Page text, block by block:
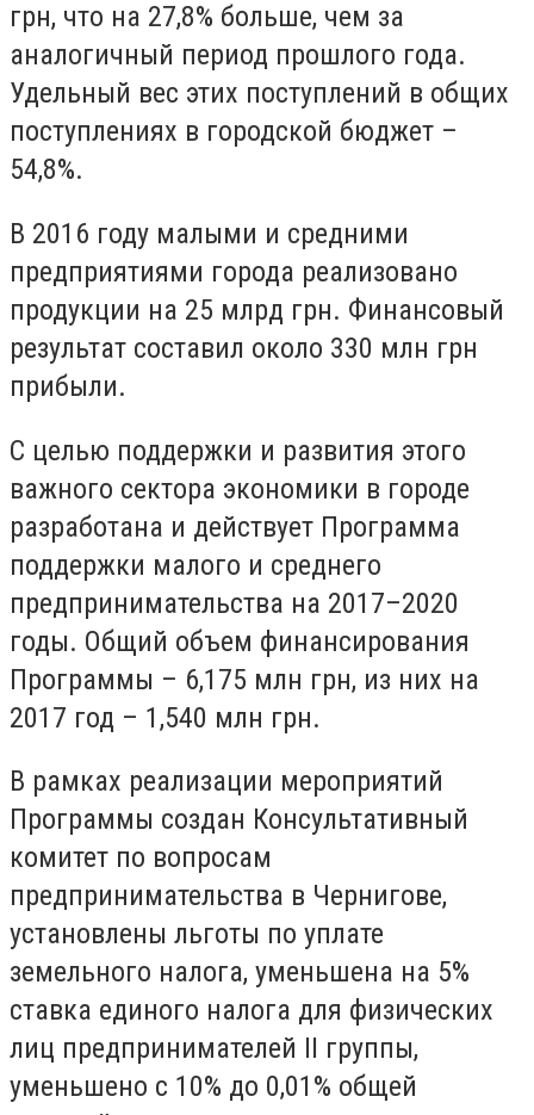
грн, что на 27,8% больше, чем за
аналогичный период прошлого года.
Удельный вес этих поступлений в общих
поступлениях в городской бюджет –
54,8%.
В 2016 году малыми и средними
предприятиями города реализовано
продукции на 25 млрд грн. Финансовый
результат составил около 330 млн грн
прибыли.
С целью поддержки и развития этого
важного сектора экономики в городе
разработана и действует Программа
поддержки малого и среднего
предпринимательства на 2017–2020
годы. Общий объем финансирования
Программы – 6,175 млн грн, из них на
2017 год – 1,540 млн грн.
В рамках реализации мероприятий
Программы создан Консультативный
комитет по вопросам
предпринимательства в Чернигове,
установлены льготы по уплате
земельного налога, уменьшена на 5%
ставка единого налога для физических
лиц предпринимателей II группы,
уменьшено с 10% до 0,01% общей